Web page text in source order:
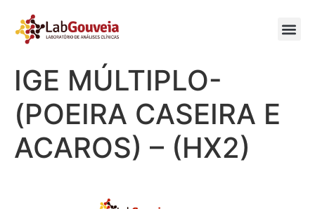
IGE MÚLTIPLO-
(POEIRA CASEIRA E
ACAROS) – (HX2)